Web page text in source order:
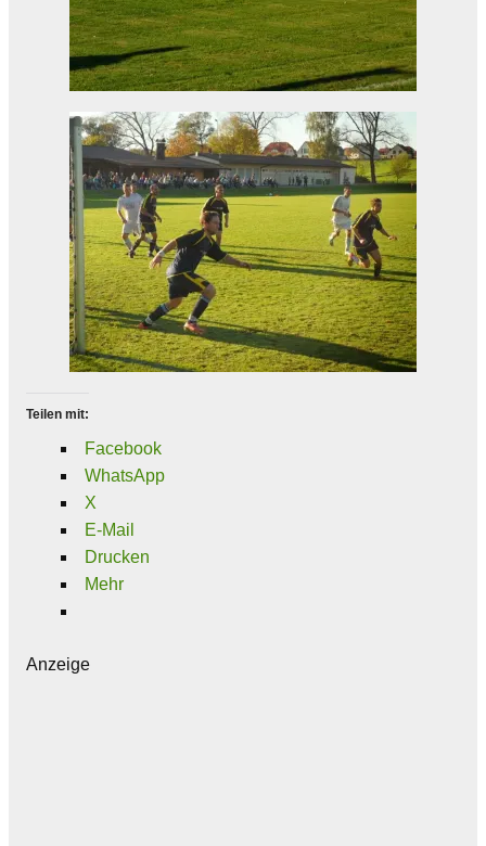
Teilen mit:
Facebook
WhatsApp
X
E-Mail
Drucken
Mehr
Anzeige